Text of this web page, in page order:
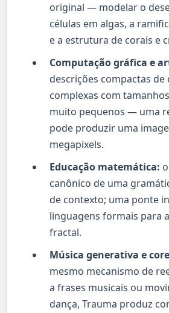
original — modelar o
células em algas, a
e a estrutura de corais e
Computação gráfica e
descrições compactas de
complexas com
muito pequenos — uma
pode produzir uma
megapixels.
Educação matemática:
canônico de uma
de contexto; uma ponte
linguagens formais para
fractal.
Música generativa e
mesmo mecanismo de
a frases musicais ou
dança, Trauma produz